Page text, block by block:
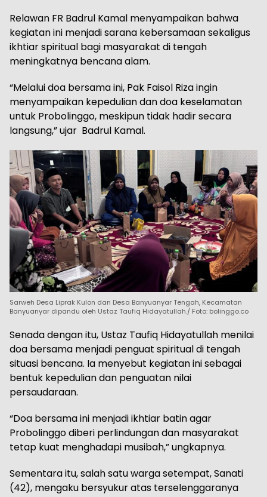
Relawan FR Badrul Kamal menyampaikan bahwa
kegiatan ini menjadi sarana kebersamaan sekaligus
ikhtiar spiritual bagi masyarakat di tengah
meningkatnya bencana alam.
“Melalui doa bersama ini, Pak Faisol Riza ingin
menyampaikan kepedulian dan doa keselamatan
untuk Probolinggo, meskipun tidak hadir secara
langsung,” ujar Badrul Kamal.
Sarweh Desa Liprak Kulon dan Desa Banyuanyar Tengah, Kecamatan
Banyuanyar dipandu oleh Ustaz Taufiq Hidayatullah./ Foto: bolinggo.co
Senada dengan itu, Ustaz Taufiq Hidayatullah menilai
doa bersama menjadi penguat spiritual di tengah
situasi bencana. Ia menyebut kegiatan ini sebagai
bentuk kepedulian dan penguatan nilai
persaudaraan.
“Doa bersama ini menjadi ikhtiar batin agar
Probolinggo diberi perlindungan dan masyarakat
tetap kuat menghadapi musibah,” ungkapnya.
Sementara itu, salah satu warga setempat, Sanati
(42), mengaku bersyukur atas terselenggaranya